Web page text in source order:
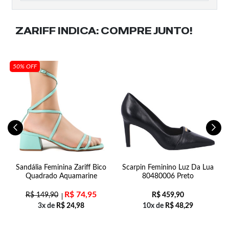
ZARIFF INDICA: COMPRE JUNTO!
50% OFF
Sandália Feminina Zariff Bico
Quadrado Aquamarine
R$149,90 R$ 74,95
3x de R$ 24,98
Scarpin Feminino Luz Da Lua
80480006 Preto
R$ 459,90
10x de R$ 48,29